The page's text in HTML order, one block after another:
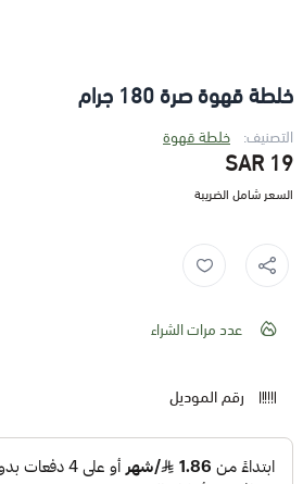
خلطة قهوة صرة 180 جرام
التصنيف: خلطة قهوة
19 SAR
السعر شامل الضريبة
عدد مرات الشراء
رقم الموديل